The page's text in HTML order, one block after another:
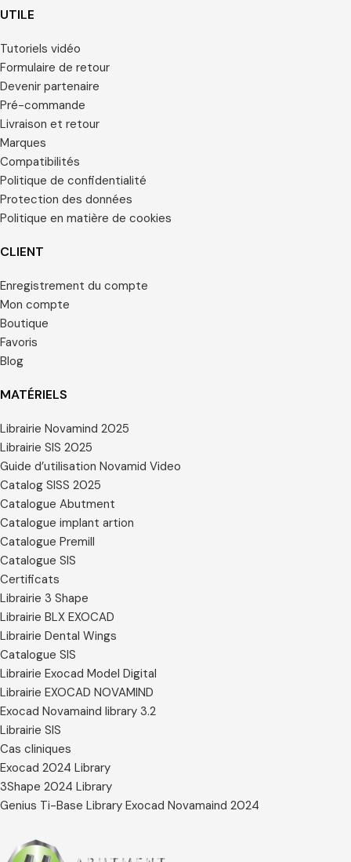
UTILE
Tutoriels vidéo
Formulaire de retour
Devenir partenaire
Pré-commande
Livraison et retour
Marques
Compatibilités
Politique de confidentialité
Protection des données
Politique en matière de cookies
CLIENT
Enregistrement du compte
Mon compte
Boutique
Favoris
Blog
MATÉRIELS
Librairie Novamind 2025
Librairie SIS 2025
Guide d’utilisation Novamid Video
Catalog SISS 2025
Catalogue Abutment
Catalogue implant artion
Catalogue Premill
Catalogue SIS
Certificats
Librairie 3 Shape
Librairie BLX EXOCAD
Librairie Dental Wings
Catalogue SIS
Librairie Exocad Model Digital
Librairie EXOCAD NOVAMIND
Exocad Novamaind library 3.2
Librairie SIS
Cas cliniques
Exocad 2024 Library
3Shape 2024 Library
Genius Ti-Base Library Exocad Novamaind 2024